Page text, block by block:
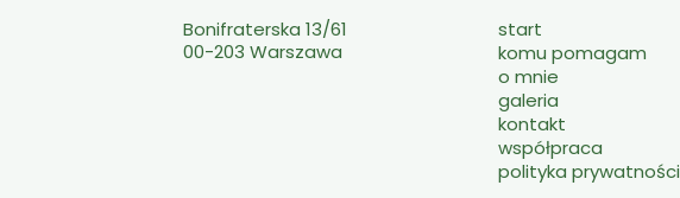
Bonifraterska 13/61
00-203 Warszawa
start
komu pomagam
o mnie
galeria
kontakt
współpraca
polityka prywatności